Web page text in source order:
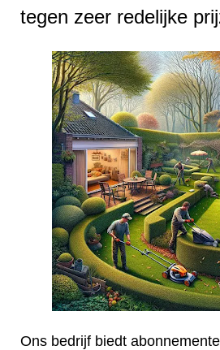
tegen zeer redelijke
Ons bedrijf biedt